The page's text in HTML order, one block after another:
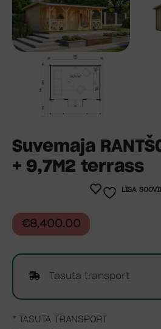
Suvemaja
+ 9,7M2 terrass
€8,400.00
Tasuta transport
* TASUTA TRANSPORT
LISA